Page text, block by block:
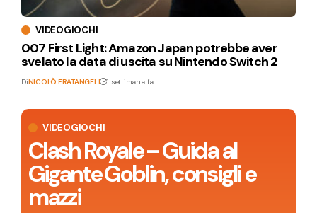
VIDEOGIOCHI
Clash Royale – Guida al
Gigante Goblin, consigli e
mazzi
VIDEOGIOCHI
007 First Light: Amazon Japan potrebbe aver
svelato la data di uscita su Nintendo Switch 2
DiNICOLÒ FRATANGELI 1 settimana fa